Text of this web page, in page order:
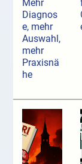
Mehr
Diagnos
e, mehr
Auswahl,
mehr
Praxisnä
he